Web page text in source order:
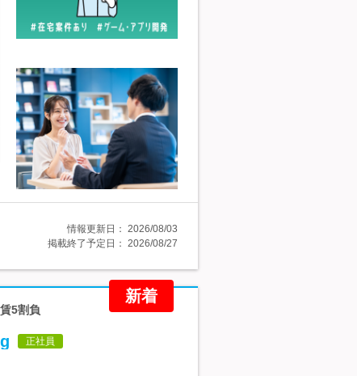
情報更新日： 2026/08/03
掲載終了予定日： 2026/08/27
新着
5割負
正社員